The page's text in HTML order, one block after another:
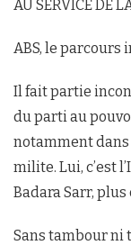
AU SERVICE DE
ABS, le parcours
Il fait partie
du parti au
notamment
milite. Lui, c’est
Badara Sarr,
Sans tambour ni